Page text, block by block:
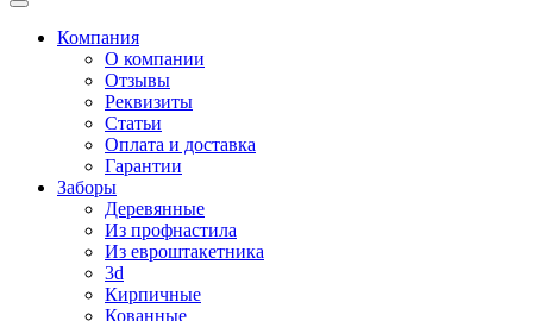
Компания
О компании
Отзывы
Реквизиты
Статьи
Оплата и доставка
Гарантии
Заборы
Деревянные
Из профнастила
Из евроштакетника
3d
Кирпичные
Кованные